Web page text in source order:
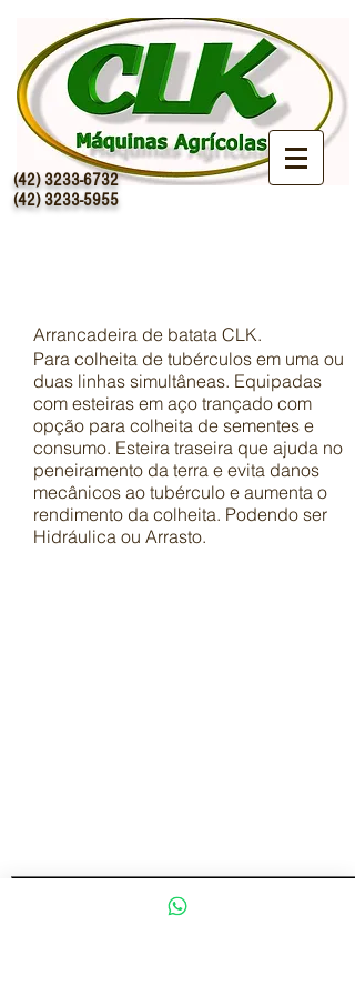
(42) 3233-6732
(42) 3233-5955
Arrancadeira de batata CLK.
Para colheita de tubérculos em uma ou
duas linhas simultâneas. Equipadas
com esteiras em aço trançado com
opção para colheita de sementes e
consumo. Esteira traseira que ajuda no
peneiramento da terra e evita danos
mecânicos ao tubérculo e aumenta o
rendimento da colheita. Podendo ser
Hidráulica ou Arrasto.